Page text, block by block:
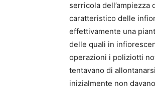
serricola
caratteristico delle
effettivamente una
delle quali in
operazioni i poliziotti
tentavano di
inizialmente non